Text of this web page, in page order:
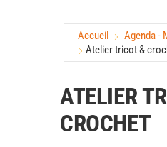
Accueil
Agenda -
Atelier tricot &
ATELIER
CROCHET